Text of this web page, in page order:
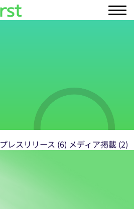
プレスリリース (6) メディア掲載 (2)